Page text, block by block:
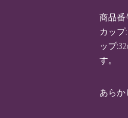
商品番
カップ
ップ
す。
あらか